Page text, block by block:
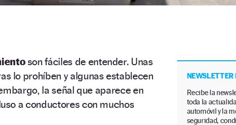
son fáciles de entender. Unas
lo prohíben y algunas establecen
la señal que aparece en
a conductores con muchos
NEWSLETTER
Recibe la
toda la
automóvil y la
seguridad,